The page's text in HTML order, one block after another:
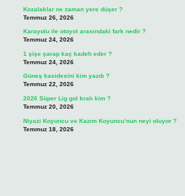
Kozalaklar ne zaman yere düşer ?
Temmuz 26, 2026
Karayolu ile otoyol arasındaki fark nedir ?
Temmuz 24, 2026
1 şişe şarap kaç kadeh eder ?
Temmuz 24, 2026
Güneş kasidesini kim yazdı ?
Temmuz 22, 2026
2026 Süper Lig gol kralı kim ?
Temmuz 20, 2026
Niyazi Koyuncu ve Kazım Koyuncu’nun neyi oluyor ?
Temmuz 18, 2026